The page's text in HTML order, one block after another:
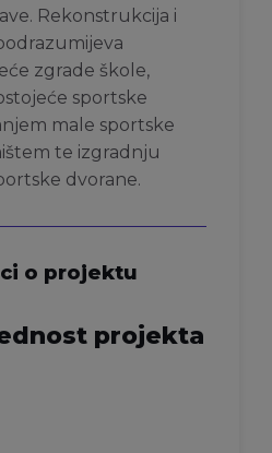
Rekonstrukcija i
zgrade škole,
sportske
male sportske
te izgradnju
dvorane.
o projektu
projekta